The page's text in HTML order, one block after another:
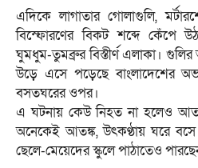
এদিকে লাগাতার গোলাগুলি,
বিস্ফোরণের বিকট শব্দে কেঁপে
ঘুমধুম-তুমব্রুর বিস্তীর্ণ এলাকা।
উড়ে এসে পড়েছে বাংলাদেশের
বসতঘরের ওপর।
এ ঘটনায় কেউ নিহত না হলেও
অনেকেই আতঙ্ক, উৎকণ্ঠায় ঘরে বসে
ছেলে-মেয়েদের স্কুলে পাঠাতেও